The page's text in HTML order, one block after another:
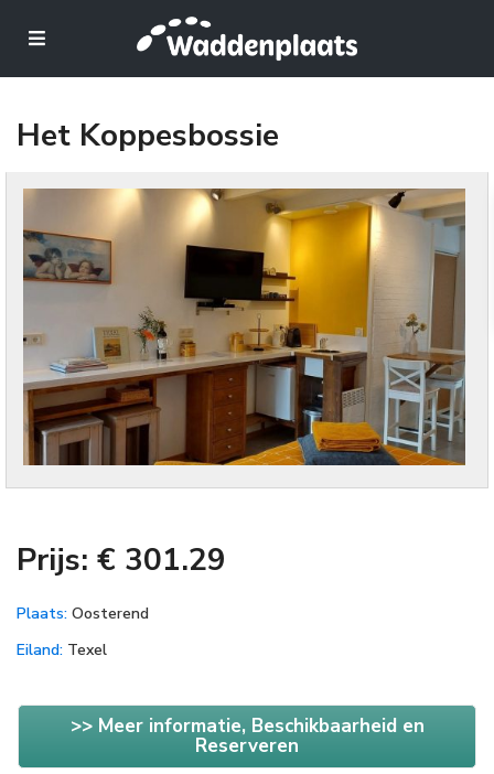
Het Koppesbossie
Prijs: € 301.29
Plaats: Oosterend
Eiland: Texel
>> Meer informatie, Beschikbaarheid en
Reserveren